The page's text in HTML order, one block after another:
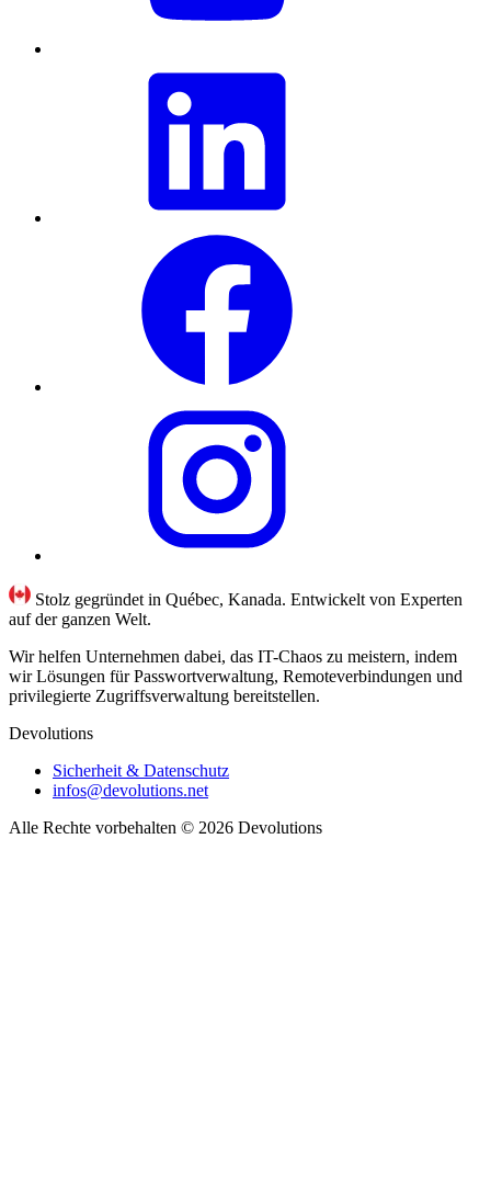
Stolz gegründet in Québec, Kanada. Entwickelt von Experten
auf der ganzen Welt.
Wir helfen Unternehmen dabei, das IT-Chaos zu meistern, indem
wir Lösungen für Passwortverwaltung, Remoteverbindungen und
privilegierte Zugriffsverwaltung bereitstellen.
Devolutions
Sicherheit & Datenschutz
infos@devolutions.net
Alle Rechte vorbehalten © 2026 Devolutions